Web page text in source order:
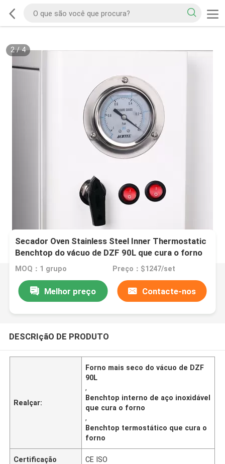
2/4
Secador Oven Stainless Steel Inner Thermostatic
Benchtop do vácuo de DZF 90L que cura o forno
MOQ：1 grupo Preço：$1247/set
Melhor preço Contacte-nos
DESCRIçãO DE PRODUTO
Realçar:
Forno mais seco do vácuo de DZF
90L
,
Benchtop interno de aço inoxidável
que cura o forno
,
Benchtop termostático que cura o
forno
Certificação CE ISO